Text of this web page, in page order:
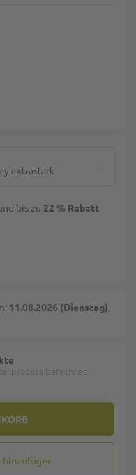
extrastark
bis zu 22 % Rabatt
11.08.2026 (Dienstag),
berechnet.